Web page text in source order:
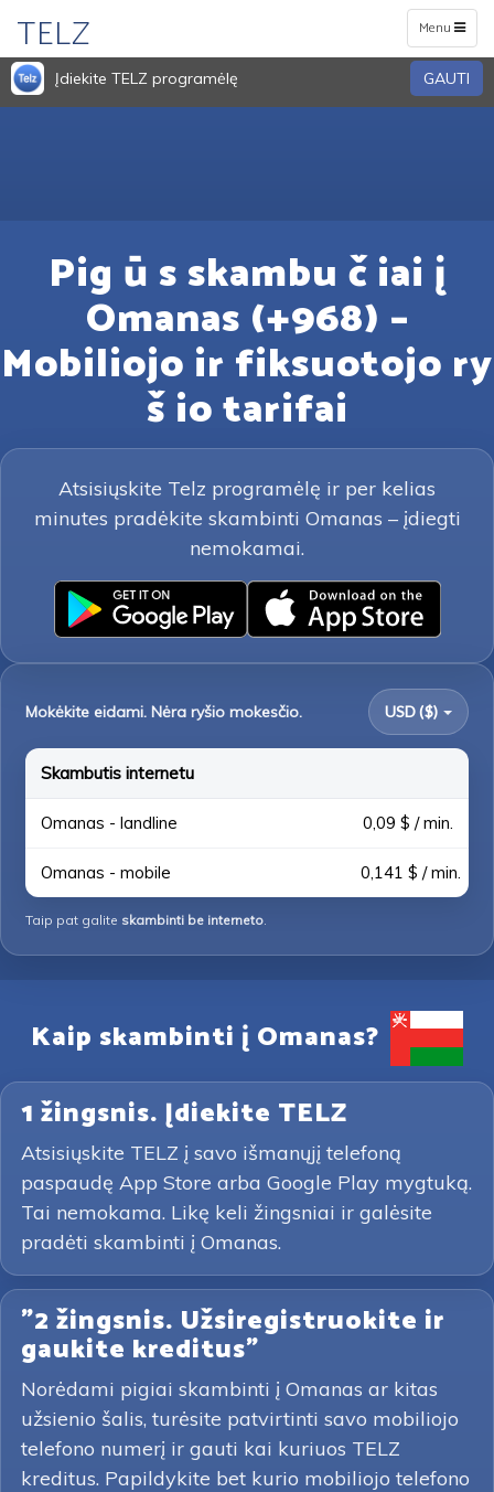
Toggle
navigation
Menu
TELZ
Įdiekite TELZ programėlę GAUTI
Pig ū s skambu č iai į
Omanas (+968) –
Mobiliojo ir fiksuotojo ry
š io tarifai
Atsisiųskite Telz programėlę ir per kelias
minutes pradėkite skambinti Omanas – įdiegti
nemokamai.
Mokėkite eidami. Nėra ryšio mokesčio. USD ($)
Skambutis internetu
Omanas - landline 0,09 $ / min.
Omanas - mobile 0,141 $ / min.
Taip pat galite skambinti be interneto.
Kaip skambinti į Omanas?
1 žingsnis. Įdiekite TELZ
Atsisiųskite TELZ į savo išmanųjį telefoną
paspaudę App Store arba Google Play mygtuką.
Tai nemokama. Likę keli žingsniai ir galėsite
pradėti skambinti į Omanas.
"2 žingsnis. Užsiregistruokite ir
gaukite kreditus"
Norėdami pigiai skambinti į Omanas ar kitas
užsienio šalis, turėsite patvirtinti savo mobiliojo
telefono numerį ir gauti kai kuriuos TELZ
kreditus. Papildykite bet kurio mobiliojo telefono